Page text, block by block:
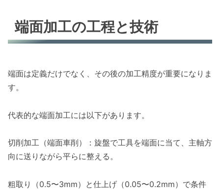
端面加工の工程と技術
端面は定義だけでなく、その後の加工精度が重要になりま
す。
代表的な端面加工には以下があります。
切削加工（端面車削）：旋盤で工具を端面に当て、主軸方
向に送りながら平らに整える。
粗取り（0.5〜3mm）と仕上げ（0.05〜0.2mm）で条件